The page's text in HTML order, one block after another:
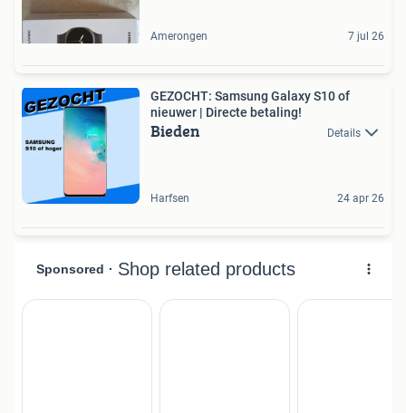
Amerongen 7 jul 26
GEZOCHT: Samsung Galaxy S10 of
nieuwer | Directe betaling!
Bieden Details
Harfsen 24 apr 26